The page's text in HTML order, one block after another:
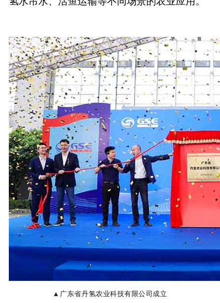
▲ 广东省丹氢农业科技有限公司成立